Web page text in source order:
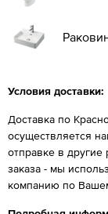
Условия доставки:
Доставка по
осуществляется
отправке в
заказа - мы
компанию по